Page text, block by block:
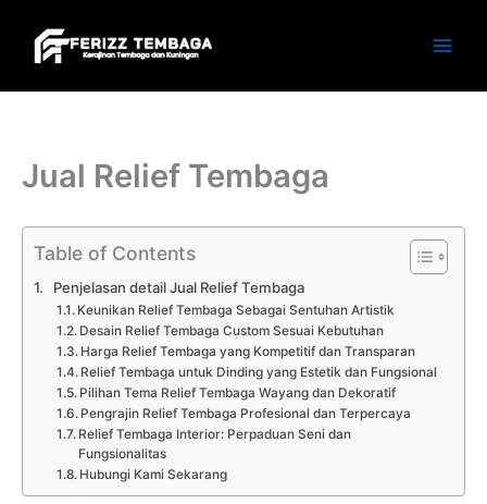
content
Jual Relief Tembaga
Table of Contents
Penjelasan detail Jual Relief Tembaga
Keunikan Relief Tembaga Sebagai Sentuhan Artistik
Desain Relief Tembaga Custom Sesuai Kebutuhan
Harga Relief Tembaga yang Kompetitif dan Transparan
Relief Tembaga untuk Dinding yang Estetik dan Fungsional
Pilihan Tema Relief Tembaga Wayang dan Dekoratif
Pengrajin Relief Tembaga Profesional dan Terpercaya
Relief Tembaga Interior: Perpaduan Seni dan
Fungsionalitas
Hubungi Kami Sekarang